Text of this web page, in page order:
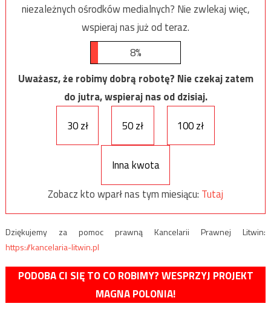
niezależnych ośrodków medialnych? Nie zwlekaj więc,
wspieraj nas już od teraz.
8%
Uważasz, że robimy dobrą robotę? Nie czekaj zatem
do jutra, wspieraj nas od dzisiaj.
30 zł
50 zł 100 zł
Inna kwota
Zobacz kto wparł nas tym miesiącu: Tutaj
Dziękujemy za pomoc prawną Kancelarii Prawnej Litwin:
https://kancelaria-litwin.pl
PODOBA CI SIĘ TO CO ROBIMY? WESPRZYJ PROJEKT
MAGNA POLONIA!